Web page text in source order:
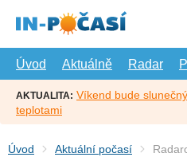
hlavní
Úvod
Aktuálně Radar
AKTUALITA: Víkend bude
teplotami
Úvod Aktuální počasí